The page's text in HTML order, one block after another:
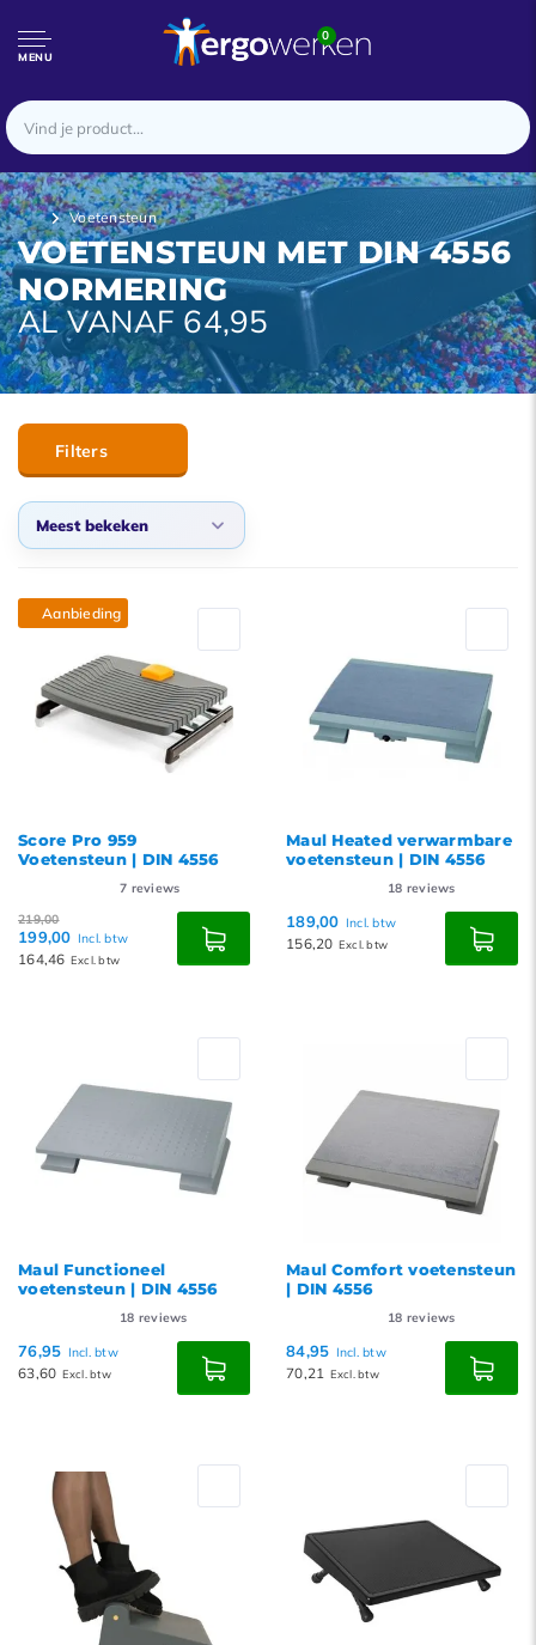
MENU
0
Voetensteun
VOETENSTEUN MET DIN 4556
NORMERING
AL VANAF 64,95
Filters
Meest bekeken
Meest bekeken
Nieuwste producten
Laagste prijs
Hoogste prijs
Aanbieding
Score Pro 959
Voetensteun | DIN 4556
7 reviews
219,00
199,00 Incl. btw
164,46 Excl. btw
Maul Heated verwarmbare
voetensteun | DIN 4556
18 reviews
189,00 Incl. btw
156,20 Excl. btw
Maul Functioneel
voetensteun | DIN 4556
18 reviews
76,95 Incl. btw
63,60 Excl. btw
Maul Comfort voetensteun
| DIN 4556
18 reviews
84,95 Incl. btw
70,21 Excl. btw